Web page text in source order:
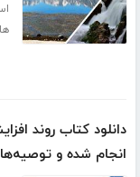
دانلود کتاب روند
انجام شده و توصیه‌ها